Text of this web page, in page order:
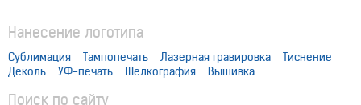
Нанесение логотипа
Сублимация Тампопечать Лазерная гравировка
Тиснение
Деколь
УФ-печать Шелкография Вышивка
Поиск по сайту